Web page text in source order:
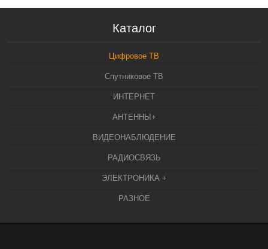
Каталог
Цифровое ТВ
Спутниковое ТВ
ИНТЕРНЕТ
АНТЕННЫ+
ВИДЕОНАБЛЮДЕНИЕ
РАДИОСВЯЗЬ
ЭЛЕКТРОНИКА +
РАЗНОЕ